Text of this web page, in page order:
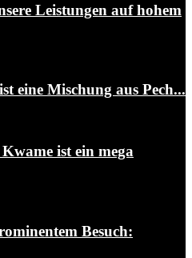
Leistungen auf hohem
eine Mischung aus Pech...
ist ein mega
Besuch: